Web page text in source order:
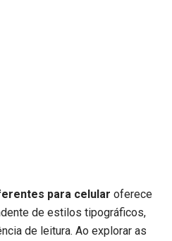
para celular oferece
de estilos tipográficos,
de leitura. Ao explorar as